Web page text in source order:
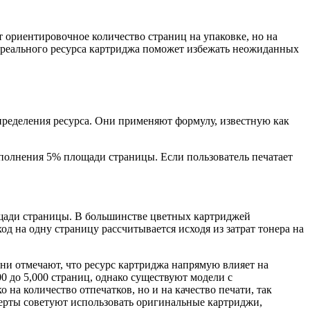
количество страниц на упаковке, но на
ресурса картриджа поможет избежать неожиданных
ресурса. Они применяют формулу, известную как
5% площади страницы. Если пользователь печатает
страницы. В большинстве цветных картриджей
одну страницу рассчитывается исходя из затрат тонера на
отмечают, что ресурс картриджа напрямую влияет на
до 5,000 страниц, однако существуют модели с
количество отпечатков, но и на качество печати, так
советуют использовать оригинальные картриджи,